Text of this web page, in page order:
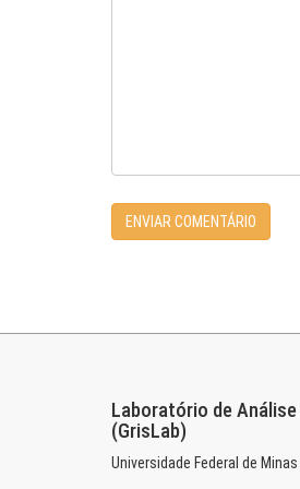
Laboratório de
(GrisLab)
Universidade Federal de Minas